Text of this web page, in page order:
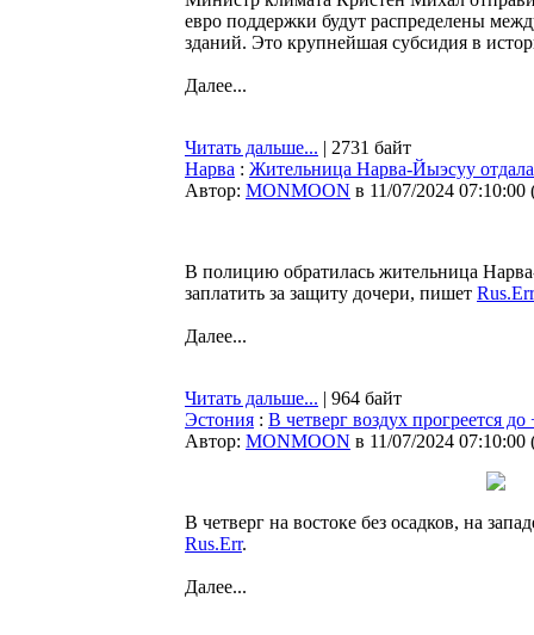
евро поддержки будут распределены
зданий. Это крупнейшая субсидия в
Далее...
Читать дальше... | 2731 байт
Нарва : Жительница Нарва-Йыэсуу
Автор: MONMOON в 11/07/2024 07:10:00
В полицию обратилась жительница
заплатить за защиту дочери, пишет Rus.Err
Далее...
Читать дальше... | 964 байт
Эстония : В четверг воздух прогреется до
Автор: MONMOON в 11/07/2024 07:10:00
В четверг на востоке без осадков, на
Rus.Err.
Далее...